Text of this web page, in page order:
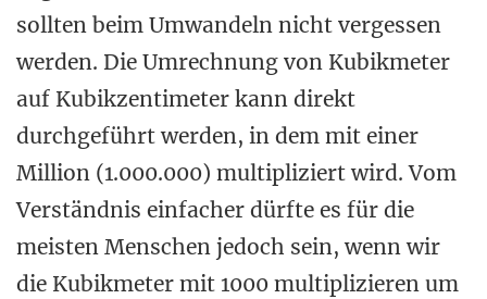
sollten beim Umwandeln nicht vergessen
werden. Die Umrechnung von Kubikmeter
auf Kubikzentimeter kann direkt
durchgeführt werden, in dem mit einer
Million (1.000.000) multipliziert wird. Vom
Verständnis einfacher dürfte es für die
meisten Menschen jedoch sein, wenn wir
die Kubikmeter mit 1000 multiplizieren um